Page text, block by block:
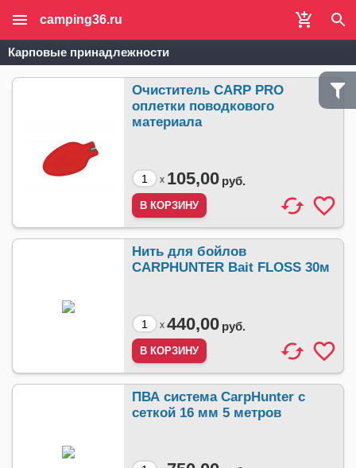
camping36.ru
Карповые принадлежности
Очиститель CARP PRO
оплетки поводкового
материала
x 105,00 руб.
Нить для бойлов
CARPHUNTER Bait FLOSS 30м
x 440,00 руб.
ПВА система CarpHunter с
сеткой 16 мм 5 метров